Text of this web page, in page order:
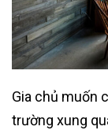
Gia chủ muốn
trường xung